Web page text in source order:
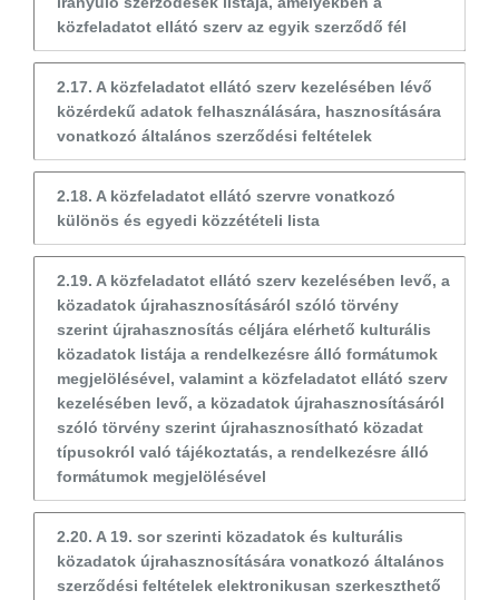
közfeladatot ellátó szerv az egyik szerződő fél
2.17. A közfeladatot ellátó szerv kezelésében lévő
közérdekű adatok felhasználására, hasznosítására
vonatkozó általános szerződési feltételek
2.18. A közfeladatot ellátó szervre vonatkozó
különös és egyedi közzétételi lista
2.19. A közfeladatot ellátó szerv kezelésében levő, a
közadatok újrahasznosításáról szóló törvény
szerint újrahasznosítás céljára elérhető kulturális
közadatok listája a rendelkezésre álló formátumok
megjelölésével, valamint a közfeladatot ellátó szerv
kezelésében levő, a közadatok újrahasznosításáról
szóló törvény szerint újrahasznosítható közadat
típusokról való tájékoztatás, a rendelkezésre álló
formátumok megjelölésével
2.20. A 19. sor szerinti közadatok és kulturális
közadatok újrahasznosítására vonatkozó általános
szerződési feltételek elektronikusan szerkeszthető